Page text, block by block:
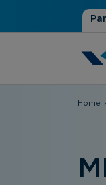
Home